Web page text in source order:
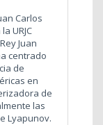
Carlos
URJC
Juan
centrado
de
en
de
las
Lyapunov.